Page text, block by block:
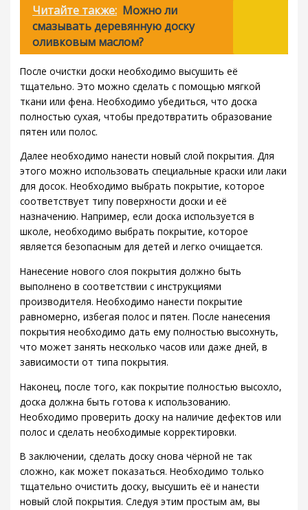
Читайте также: Можно ли
смазывать деревянную доску
оливковым маслом?
После очистки доски необходимо высушить её
тщательно. Это можно сделать с помощью мягкой
ткани или фена. Необходимо убедиться, что доска
полностью сухая, чтобы предотвратить образование
пятен или полос.
Далее необходимо нанести новый слой покрытия. Для
этого можно использовать специальные краски или лаки
для досок. Необходимо выбрать покрытие, которое
соответствует типу поверхности доски и её
назначению. Например, если доска используется в
школе, необходимо выбрать покрытие, которое
является безопасным для детей и легко очищается.
Нанесение нового слоя покрытия должно быть
выполнено в соответствии с инструкциями
производителя. Необходимо нанести покрытие
равномерно, избегая полос и пятен. После нанесения
покрытия необходимо дать ему полностью высохнуть,
что может занять несколько часов или даже дней, в
зависимости от типа покрытия.
Наконец, после того, как покрытие полностью высохло,
доска должна быть готова к использованию.
Необходимо проверить доску на наличие дефектов или
полос и сделать необходимые корректировки.
В заключении, сделать доску снова чёрной не так
сложно, как может показаться. Необходимо только
тщательно очистить доску, высушить её и нанести
новый слой покрытия. Следуя этим простым ам, вы